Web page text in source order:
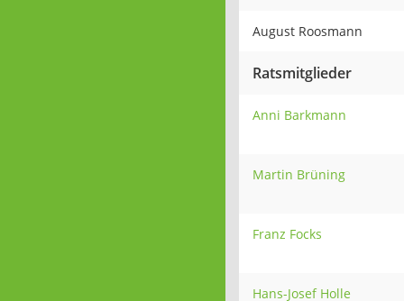
August Roosmann
Ratsmitglieder
Anni Barkmann
Martin Brüning
Franz Focks
Hans-Josef Holle